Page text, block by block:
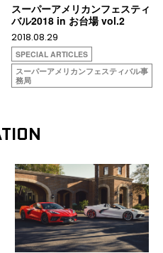
スーパーアメリカンフェスティ
バル2018 in お台場 vol.2
2018.08.29
SPECIAL ARTICLES
スーパーアメリカンフェスティバル事
務局